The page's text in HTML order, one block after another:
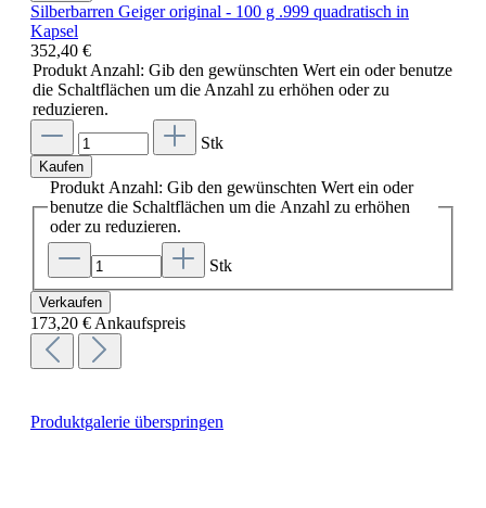
Silberbarren Geiger original - 100 g .999 quadratisch in
Kapsel
352,40 €
Produkt Anzahl: Gib den gewünschten Wert ein oder benutze
die Schaltflächen um die Anzahl zu erhöhen oder zu
reduzieren.
Stk
Kaufen
Produkt Anzahl: Gib den gewünschten Wert ein oder
benutze die Schaltflächen um die Anzahl zu erhöhen
oder zu reduzieren.
Stk
Verkaufen
173,20 € Ankaufspreis
Produktgalerie überspringen